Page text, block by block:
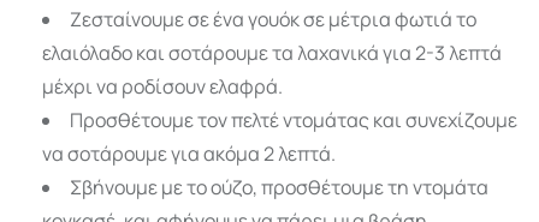
Ζεσταίνουμε σε ένα γουόκ σε μέτρια φωτιά το
ελαιόλαδο και σοτάρουμε τα λαχανικά για 2-3 λεπτά
μέχρι να ροδίσουν ελαφρά.
Προσθέτουμε τον πελτέ ντομάτας και συνεχίζουμε
να σοτάρουμε για ακόμα 2 λεπτά.
Σβήνουμε με το ούζο, προσθέτουμε τη ντομάτα